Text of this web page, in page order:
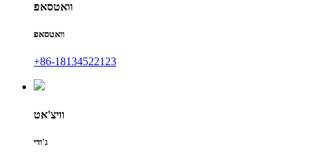
וואטסאפ
וואטסאפ
+86-18134522123
וויצ'אט
ג'ודי